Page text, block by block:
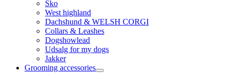
Sko
West highland
Dachshund & WELSH CORGI
Collars & Leashes
Dogshowlead
Udsalg for my dogs
Jakker
Grooming accessories